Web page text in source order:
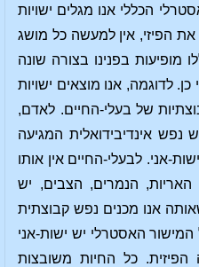
הכללי אנו מגלים ישויות
הפיזי, אין למעשה כל מושג
מופיעות בפנינו בצורה שונה
לדוגמה, אנו מוצאים ישויות
של בעלי-החיים. לאדם,
נפש אינדיבידואלית המגיעה
אני. לבעלי-החיים אין אותו
האריות, הנמרים, הצבים, יש
אנו מכנים נפש קבוצתית
האסטרלי יש ישות-אני
כל החיות משובצות